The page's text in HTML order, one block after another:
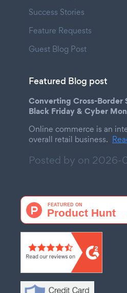
Success Stories
Feature Requests
Guest Blog Post
Featured Blog post
Converting Cross-Border
Black Friday & Cyber
Online commerce is an
overall retail business.
Posted by on 2026-